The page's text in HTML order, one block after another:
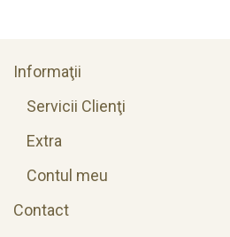
Informaţii
Servicii Clienţi
Extra
Contul meu
Contact